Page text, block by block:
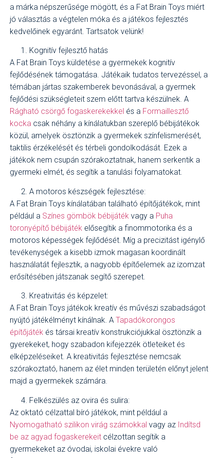
a márka népszerűsége mögött, és a Fat Brain Toys miért
jó választás a végtelen móka és a játékos fejlesztés
kedvelőinek egyaránt. Tartsatok velünk!
Kognitív fejlesztő hatás
A Fat Brain Toys küldetése a gyermekek kognitív
fejlődésének támogatása. Játékaik tudatos tervezéssel, a
témában jártas szakemberek bevonásával, a gyermek
fejlődési szükségleteit szem előtt tartva készülnek. A
Rágható csörgő fogaskerekekkel és a Formaillesztő
kocka csak néhány a kínálatukban szereplő bébijátékok
közül, amelyek ösztönzik a gyermekek színfelismerését,
taktilis érzékelését és térbeli gondolkodását. Ezek a
játékok nem csupán szórakoztatnak, hanem serkentik a
gyermeki elmét, és segítik a tanulási folyamatokat.
A motoros készségek fejlesztése:
A Fat Brain Toys kínálatában található építőjátékok, mint
például a Színes gömbök bébijáték vagy a Puha
toronyépítő bébijáték elősegítik a finommotorika és a
motoros képességek fejlődését. Míg a precizitást igénylő
tevékenységek a kisebb izmok magasan koordinált
használatát fejlesztik, a nagyobb építőelemek az izomzat
erősítésében játszanak segítő szerepet.
Kreativitás és képzelet:
A Fat Brain Toys játékok kreatív és művészi szabadságot
nyújtó játékélményt kínálnak. A Tapadókorongos
építőjáték és társai kreatív konstrukciójukkal ösztönzik a
gyerekeket, hogy szabadon kifejezzék ötleteiket és
elképzeléseiket. A kreativitás fejlesztése nemcsak
szórakoztató, hanem az élet minden területén előnyt jelent
majd a gyermekek számára.
Felkészülés az ovira és sulira:
Az oktató célzattal bíró játékok, mint például a
Nyomogatható szilikon virág számokkal vagy az Indítsd
be az agyad fogaskerekeit célzottan segítik a
gyermekeket az óvodai, iskolai évekre való